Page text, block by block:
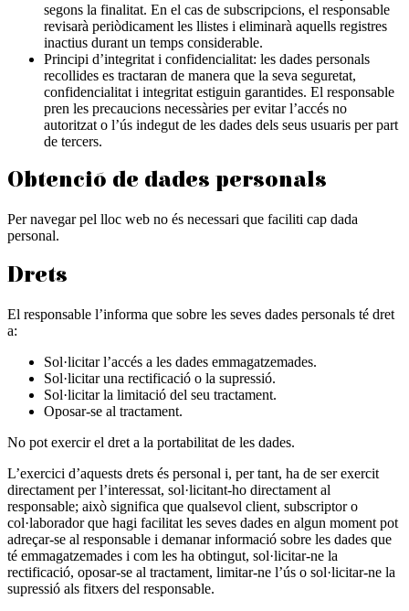
segons la finalitat. En el cas de subscripcions, el responsable
revisarà periòdicament les llistes i eliminarà aquells registres
inactius durant un temps considerable.
Principi d’integritat i confidencialitat: les dades personals
recollides es tractaran de manera que la seva seguretat,
confidencialitat i integritat estiguin garantides. El responsable
pren les precaucions necessàries per evitar l’accés no
autoritzat o l’ús indegut de les dades dels seus usuaris per part
de tercers.
Obtenció de dades personals
Per navegar pel lloc web no és necessari que faciliti cap dada
personal.
Drets
El responsable l’informa que sobre les seves dades personals té dret
a:
Sol·licitar l’accés a les dades emmagatzemades.
Sol·licitar una rectificació o la supressió.
Sol·licitar la limitació del seu tractament.
Oposar-se al tractament.
No pot exercir el dret a la portabilitat de les dades.
L’exercici d’aquests drets és personal i, per tant, ha de ser exercit
directament per l’interessat, sol·licitant-ho directament al
responsable; això significa que qualsevol client, subscriptor o
col·laborador que hagi facilitat les seves dades en algun moment pot
adreçar-se al responsable i demanar informació sobre les dades que
té emmagatzemades i com les ha obtingut, sol·licitar-ne la
rectificació, oposar-se al tractament, limitar-ne l’ús o sol·licitar-ne la
supressió als fitxers del responsable.